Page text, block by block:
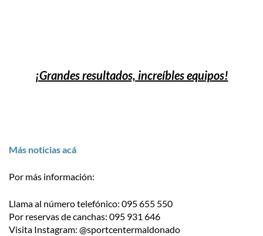
¡Grandes resultados, increíbles equipos!
Más noticias acá
Por más información:
Llama al número telefónico: 095 655 550
Por reservas de canchas: 095 931 646
Visita Instagram: @sportcentermaldonado